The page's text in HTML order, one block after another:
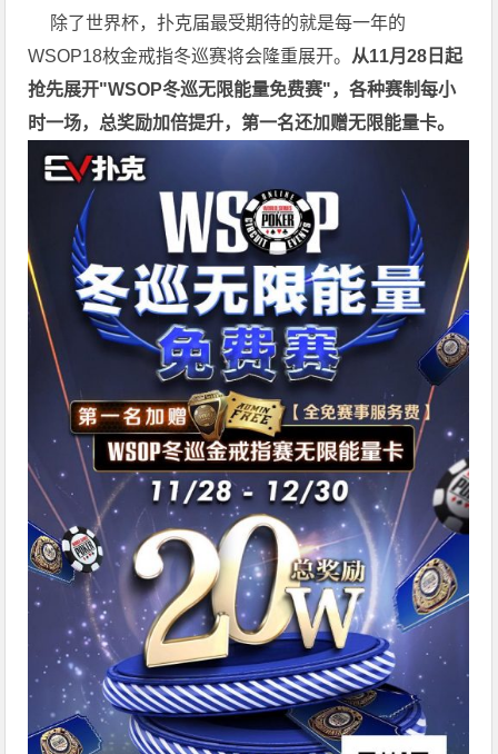
除了世界杯，扑克届最受期待的就是每一年的
WSOP18枚金戒指冬巡赛将会隆重展开。 从11月28日起
抢先展开"WSOP冬巡无限能量免费赛"，各种赛制每小
时一场，总奖励加倍提升，第一名还加赠无限能量卡。